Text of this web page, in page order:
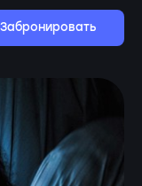
Забронировать